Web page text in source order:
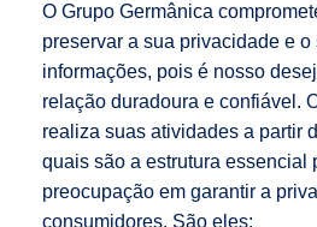
O Grupo Germânica
preservar a sua privacidade e
informações, pois é nosso
relação duradoura e confiável.
realiza suas atividades a partir
quais são a estrutura essencial
preocupação em garantir a
consumidores. São eles: